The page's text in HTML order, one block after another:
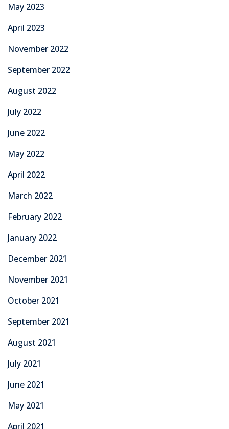
May 2023
April 2023
November 2022
September 2022
August 2022
July 2022
June 2022
May 2022
April 2022
March 2022
February 2022
January 2022
December 2021
November 2021
October 2021
September 2021
August 2021
July 2021
June 2021
May 2021
April 2021